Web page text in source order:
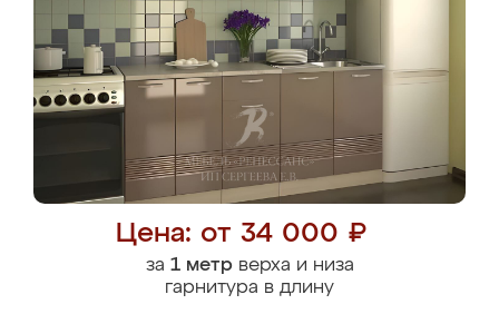
Цена: от 34 000 ₽
за 1 метрверха и низа
гарнитура в длину